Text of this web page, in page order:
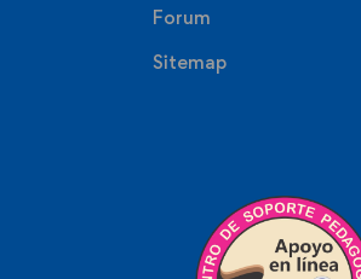
Forum
Sitemap